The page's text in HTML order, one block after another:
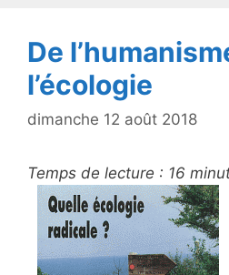
De
l’écologie
dimanche 12 août 2018
Temps de lecture : 16